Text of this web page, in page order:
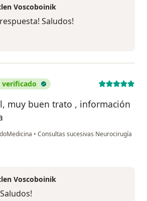
Voscoboinik
Saludos!
verificado
muy buen trato , información
• Consultas sucesivas Neurocirugía
Voscoboinik